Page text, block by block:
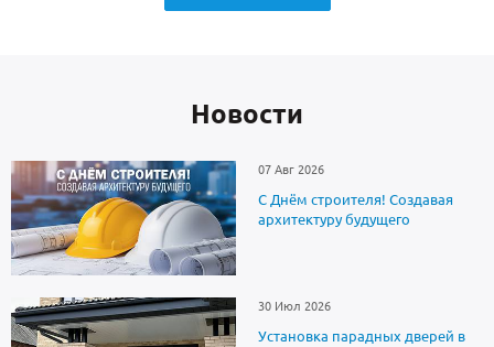
Новоcти
07 Авг 2026
С Днём строителя! Создавая
архитектуру будущего
30 Июл 2026
Установка парадных дверей в